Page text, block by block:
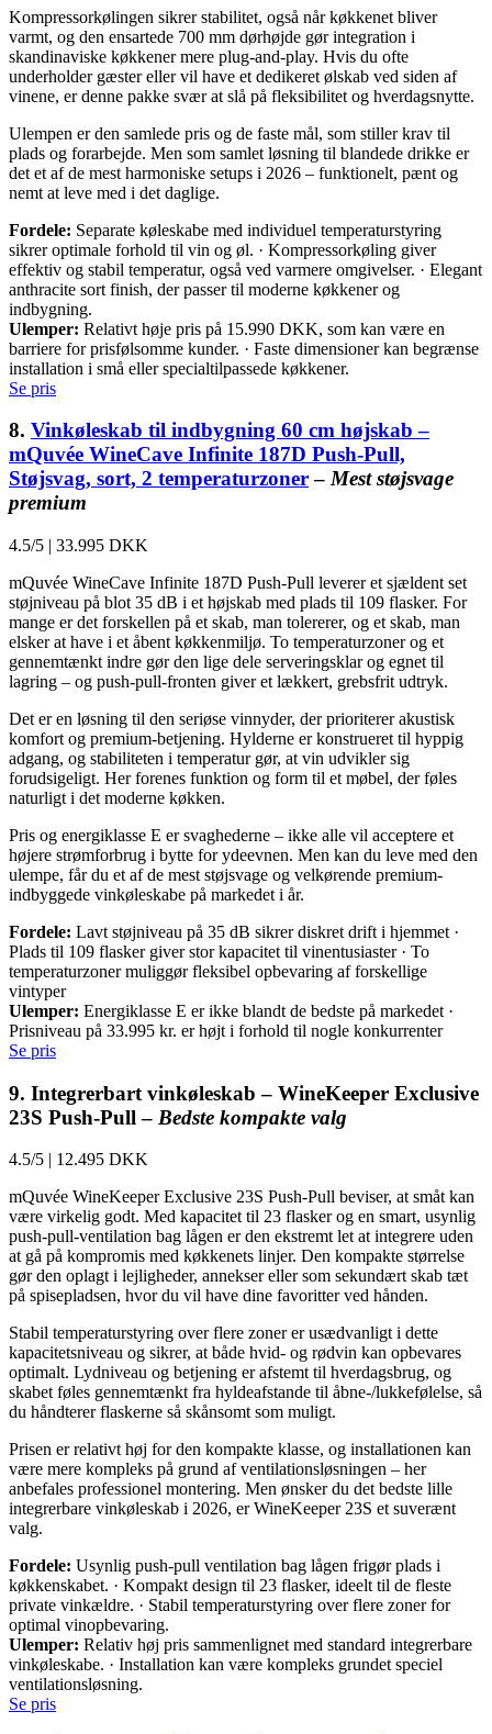
Kompressorkølingen sikrer stabilitet, også når køkkenet bliver
varmt, og den ensartede 700 mm dørhøjde gør integration i
skandinaviske køkkener mere plug-and-play. Hvis du ofte
underholder gæster eller vil have et dedikeret ølskab ved siden af
vinene, er denne pakke svær at slå på fleksibilitet og hverdagsnytte.
Ulempen er den samlede pris og de faste mål, som stiller krav til
plads og forarbejde. Men som samlet løsning til blandede drikke er
det et af de mest harmoniske setups i 2026 – funktionelt, pænt og
nemt at leve med i det daglige.
Fordele: Separate køleskabe med individuel temperaturstyring
sikrer optimale forhold til vin og øl. · Kompressorkøling giver
effektiv og stabil temperatur, også ved varmere omgivelser. · Elegant
anthracite sort finish, der passer til moderne køkkener og
indbygning.
Ulemper: Relativt høje pris på 15.990 DKK, som kan være en
barriere for prisfølsomme kunder. · Faste dimensioner kan begrænse
installation i små eller specialtilpassede køkkener.
Se pris
8. Vinkøleskab til indbygning 60 cm højskab –
mQuvée WineCave Infinite 187D Push-Pull,
Støjsvag, sort, 2 temperaturzoner–Mest støjsvage
premium
4.5/5 | 33.995 DKK
mQuvée WineCave Infinite 187D Push-Pull leverer et sjældent set
støjniveau på blot 35 dB i et højskab med plads til 109 flasker. For
mange er det forskellen på et skab, man tolererer, og et skab, man
elsker at have i et åbent køkkenmiljø. To temperaturzoner og et
gennemtænkt indre gør den lige dele serveringsklar og egnet til
lagring – og push-pull-fronten giver et lækkert, grebsfrit udtryk.
Det er en løsning til den seriøse vinnyder, der prioriterer akustisk
komfort og premium-betjening. Hylderne er konstrueret til hyppig
adgang, og stabiliteten i temperatur gør, at vin udvikler sig
forudsigeligt. Her forenes funktion og form til et møbel, der føles
naturligt i det moderne køkken.
Pris og energiklasse E er svaghederne – ikke alle vil acceptere et
højere strømforbrug i bytte for ydeevnen. Men kan du leve med den
ulempe, får du et af de mest støjsvage og velkørende premium-
indbyggede vinkøleskabe på markedet i år.
Fordele: Lavt støjniveau på 35 dB sikrer diskret drift i hjemmet ·
Plads til 109 flasker giver stor kapacitet til vinentusiaster · To
temperaturzoner muliggør fleksibel opbevaring af forskellige
vintyper
Ulemper: Energiklasse E er ikke blandt de bedste på markedet ·
Prisniveau på 33.995 kr. er højt i forhold til nogle konkurrenter
Se pris
9. Integrerbart vinkøleskab – WineKeeper Exclusive
23S Push-Pull – Bedste kompakte valg
4.5/5 | 12.495 DKK
mQuvée WineKeeper Exclusive 23S Push-Pull beviser, at småt kan
være virkelig godt. Med kapacitet til 23 flasker og en smart, usynlig
push-pull-ventilation bag lågen er den ekstremt let at integrere uden
at gå på kompromis med køkkenets linjer. Den kompakte størrelse
gør den oplagt i lejligheder, annekser eller som sekundært skab tæt
på spisepladsen, hvor du vil have dine favoritter ved hånden.
Stabil temperaturstyring over flere zoner er usædvanligt i dette
kapacitetsniveau og sikrer, at både hvid- og rødvin kan opbevares
optimalt. Lydniveau og betjening er afstemt til hverdagsbrug, og
skabet føles gennemtænkt fra hyldeafstande til åbne-/lukkefølelse, så
du håndterer flaskerne så skånsomt som muligt.
Prisen er relativt høj for den kompakte klasse, og installationen kan
være mere kompleks på grund af ventilationsløsningen – her
anbefales professionel montering. Men ønsker du det bedste lille
integrerbare vinkøleskab i 2026, er WineKeeper 23S et suverænt
valg.
Fordele: Usynlig push-pull ventilation bag lågen frigør plads i
køkkenskabet. · Kompakt design til 23 flasker, ideelt til de fleste
private vinkældre. · Stabil temperaturstyring over flere zoner for
optimal vinopbevaring.
Ulemper: Relativ høj pris sammenlignet med standard integrerbare
vinkøleskabe. · Installation kan være kompleks grundet speciel
ventilationsløsning.
Se pris